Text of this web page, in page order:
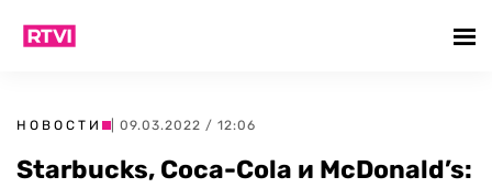
НОВОСТИ | 09.03.2022 / 12:06
Starbucks, Coca-Cola и McDonald’s: